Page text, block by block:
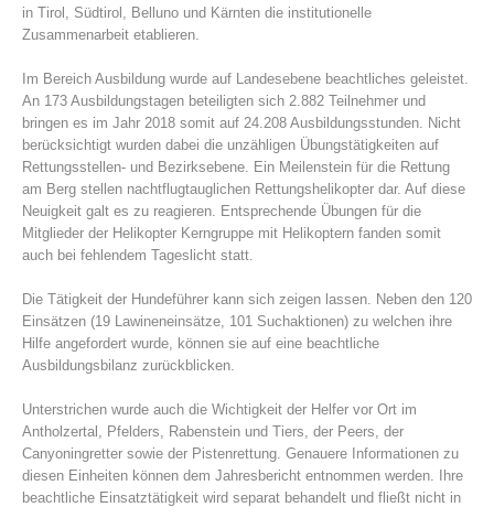
Alarmierung
in Tirol, Südtirol, Belluno und Kärnten die institutionelle
Zusammenarbeit etablieren.
Im Bereich Ausbildung wurde auf Landesebene beachtliches geleistet.
An 173 Ausbildungstagen beteiligten sich 2.882 Teilnehmer und
bringen es im Jahr 2018 somit auf 24.208 Ausbildungsstunden. Nicht
berücksichtigt wurden dabei die unzähligen Übungstätigkeiten auf
Rettungsstellen- und Bezirksebene. Ein Meilenstein für die Rettung
am Berg stellen nachtflugtauglichen Rettungshelikopter dar. Auf diese
Neuigkeit galt es zu reagieren. Entsprechende Übungen für die
Mitglieder der Helikopter Kerngruppe mit Helikoptern fanden somit
auch bei fehlendem Tageslicht statt.
Die Tätigkeit der Hundeführer kann sich zeigen lassen. Neben den 120
Einsätzen (19 Lawineneinsätze, 101 Suchaktionen) zu welchen ihre
Hilfe angefordert wurde, können sie auf eine beachtliche
Ausbildungsbilanz zurückblicken.
Unterstrichen wurde auch die Wichtigkeit der Helfer vor Ort im
Antholzertal, Pfelders, Rabenstein und Tiers, der Peers, der
Canyoningretter sowie der Pistenrettung. Genauere Informationen zu
diesen Einheiten können dem Jahresbericht entnommen werden. Ihre
beachtliche Einsatztätigkeit wird separat behandelt und fließt nicht in